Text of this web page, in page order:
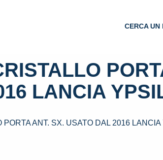
CERCA UN
LANCIA
PORTA ANT. SX. USATO DAL 2016